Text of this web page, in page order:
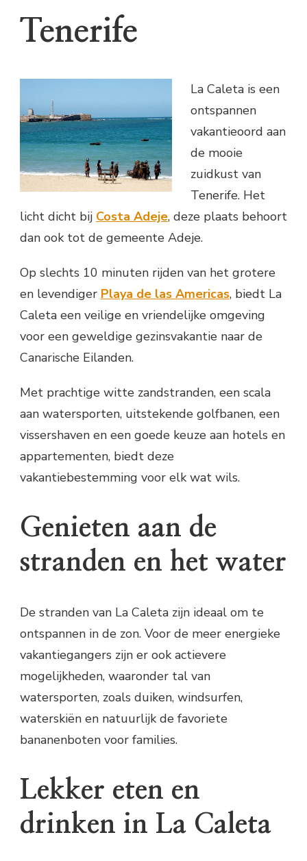
Tenerife
La Caleta is een
ontspannen
vakantieoord aan
de mooie
zuidkust van
Tenerife. Het
licht dicht bij Costa Adeje, deze plaats behoort
dan ook tot de gemeente Adeje.
Op slechts 10 minuten rijden van het grotere
en levendiger Playa de las Americas, biedt La
Caleta een veilige en vriendelijke omgeving
voor een geweldige gezinsvakantie naar de
Canarische Eilanden.
Met prachtige witte zandstranden, een scala
aan watersporten, uitstekende golfbanen, een
vissershaven en een goede keuze aan hotels en
appartementen, biedt deze
vakantiebestemming voor elk wat wils.
Genieten aan de
stranden en het water
De stranden van La Caleta zijn ideaal om te
ontspannen in de zon. Voor de meer energieke
vakantiegangers zijn er ook actievere
mogelijkheden, waaronder tal van
watersporten, zoals duiken, windsurfen,
waterskiën en natuurlijk de favoriete
bananenboten voor families.
Lekker eten en
drinken in La Caleta